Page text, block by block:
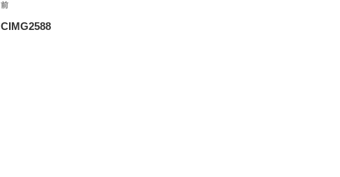
稿
前
の
前
CIMG2588